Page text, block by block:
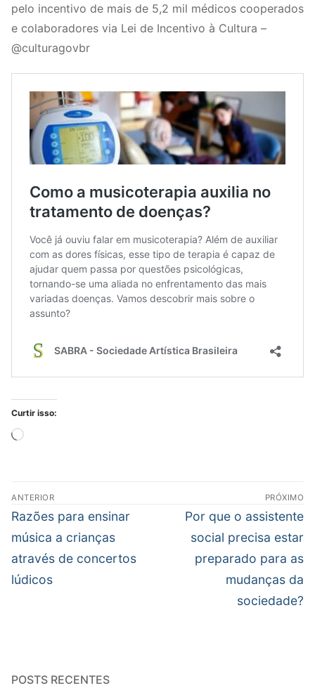
pelo incentivo de mais de 5,2 mil médicos cooperados
e colaboradores via Lei de Incentivo à Cultura –
@culturagovbr
Curtir isso:
Carregando...
Navegação
de
Post
ANTERIOR
Post
anterior:
Razões para ensinar
música a crianças
através de concertos
lúdicos
PRÓXIMO
Próximo
post:
Por que o assistente
social precisa estar
preparado para as
mudanças da
sociedade?
POSTS RECENTES